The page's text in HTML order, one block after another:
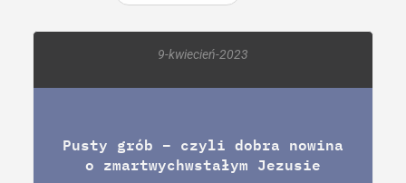
9-kwiecień-2023
Pusty grób – czyli dobra nowina
o zmartwychwstałym Jezusie